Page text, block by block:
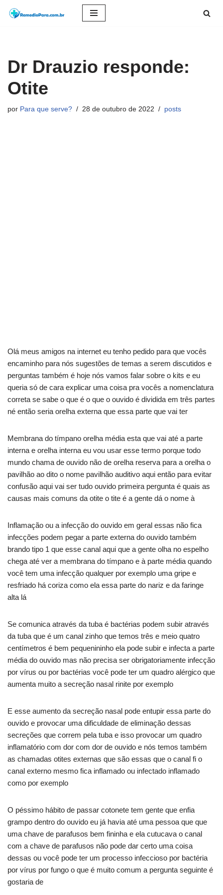
conteúdo
Dr Drauzio responde:
Otite
por Para que serve? 28 de outubro de 2022 posts
Olá meus amigos na internet eu tenho pedido para que vocês
encaminho para nós sugestões de temas a serem discutidos e
perguntas também é hoje nós vamos falar sobre o kits e eu
queria só de cara explicar uma coisa pra vocês a nomenclatura
correta se sabe o que é o que o ouvido é dividida em três partes
né então seria orelha externa que essa parte que vai ter
Membrana do tímpano orelha média esta que vai até a parte
interna e orelha interna eu vou usar esse termo porque todo
mundo chama de ouvido não de orelha reserva para a orelha o
pavilhão ao dito o nome pavilhão auditivo aqui então para evitar
confusão aqui vai ser tudo ouvido primeira pergunta é quais as
causas mais comuns da otite o tite é a gente dá o nome à
Inflamação ou a infecção do ouvido em geral essas não fica
infecções podem pegar a parte externa do ouvido também
brando tipo 1 que esse canal aqui que a gente olha no espelho
chega até ver a membrana do tímpano e à parte média quando
você tem uma infecção qualquer por exemplo uma gripe e
resfriado há coriza como ela essa parte do nariz e da faringe
alta lá
Se comunica através da tuba é bactérias podem subir através
da tuba que é um canal zinho que temos três e meio quatro
centímetros é bem pequenininho ela pode subir e infecta a parte
média do ouvido mas não precisa ser obrigatoriamente infecção
por vírus ou por bactérias você pode ter um quadro alérgico que
aumenta muito a secreção nasal rinite por exemplo
E esse aumento da secreção nasal pode entupir essa parte do
ouvido e provocar uma dificuldade de eliminação dessas
secreções que correm pela tuba e isso provocar um quadro
inflamatório com dor com dor de ouvido e nós temos também
as chamadas otites externas que são essas que o canal fi o
canal externo mesmo fica inflamado ou infectado inflamado
como por exemplo
O péssimo hábito de passar cotonete tem gente que enfia
grampo dentro do ouvido eu já havia até uma pessoa que que
uma chave de parafusos bem fininha e ela cutucava o canal
com a chave de parafusos não pode dar certo uma coisa
dessas ou você pode ter um processo infeccioso por bactéria
por vírus por fungo o que é muito comum a pergunta seguinte é
gostaria de